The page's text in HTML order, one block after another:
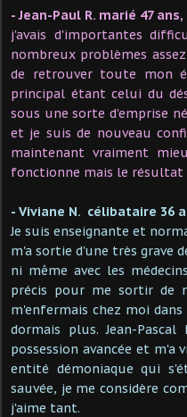
- Jean-Paul R. marié 47
j'avais d'importantes
nombreux problèmes
de retrouver toute mon
principal étant celui du
sous une sorte d'emprise
et je suis de nouveau
maintenant vraiment
fonctionne mais le résultat
- Viviane N. célibataire 36
Je suis enseignante et
m'a sortie d'une très grave
ni même avec les
précis pour me sortir de
m'enfermais chez moi
dormais plus. Jean-
possession avancée et m'a
entité démoniaque qui
sauvée, je me considère
j'aime tant.